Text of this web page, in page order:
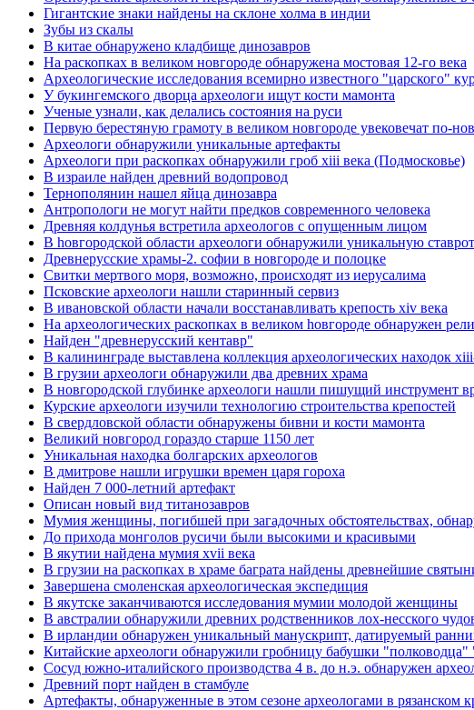
Гигантские знаки найдены на склоне холма в индии
Зубы из скалы
В китае обнаружено кладбище динозавров
На раскопках в великом новгороде обнаружена мостовая 12-го века
Археологические исследования всемирно известного "царского"
У букингемского дворца археологи ищут кости мамонта
Ученые узнали, как делались состояния на руси
Первую берестяную грамоту в великом новгороде увековечат по-
Археологи обнаружили уникальные артефакты
Археологи при раскопках обнаружили гроб xiii века (Подмосковье)
В израиле найден древний водопровод
Тернополянин нашел яйца динозавра
Антропологи не могут найти предков современного человека
Древняя колдунья встретила археологов с опущенным лицом
В hовгородской области археологи обнаружили уникальную
Древнерусские храмы-2. софии в новгороде и полоцке
Свитки мертвого моря, возможно, происходят из иерусалима
Псковские археологи нашли старинный сервиз
В ивановской области начали восстанавливать крепость xiv века
Hа археологических раскопках в великом hовгороде обнаружен
Найден "древнерусский кентавр"
В калининграде выставлена коллекция археологических находок
В грузии археологи обнаружили два древних храма
В новгородской глубинке археологи нашли пишущий инструмент
Курские археологи изучили технологию строительства крепостей
В свердловской области обнаружены бивни и кости мамонта
Великий новгород гораздо старше 1150 лет
Уникальная находка болгарских археологов
В дмитрове нашли игрушки времен царя гороха
Найден 7 000-летний артефакт
Описан новый вид титанозавров
Мумия женщины, погибшей при загадочных обстоятельствах,
До прихода монголов русичи были высокими и красивыми
В якутии найдена мумия xvii века
В грузии на раскопках в храме баграта найдены древнейшие
Завершена смоленская археологическая экспедиция
В якутске заканчиваются исследования мумии молодой женщины
В австралии обнаружили древних родственников лох-несского
В ирландии обнаружен уникальный манускрипт, датируемый
Китайские археологи обнаружили гробницу бабушки "полководца"
Сосуд южно-италийского производства 4 в. до н.э. обнаружен
Древний порт найден в стамбуле
Артефакты, обнаруженные в этом сезоне археологами в рязанском